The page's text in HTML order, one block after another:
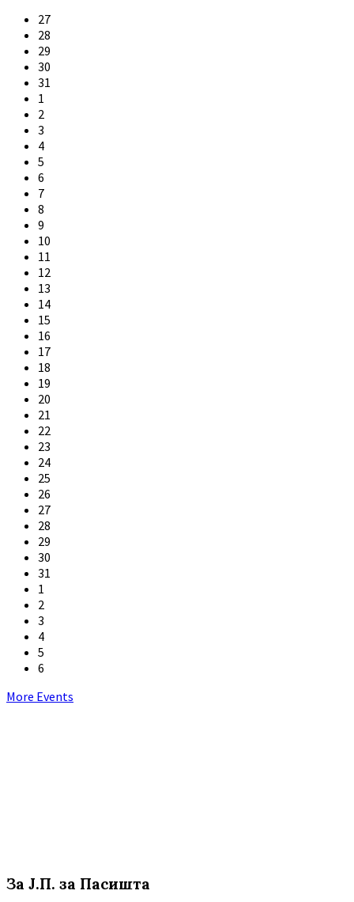
Skip
calendar
days
27
28
29
30
31
1
2
3
4
5
6
7
8
9
10
11
12
13
14
15
16
17
18
19
20
21
22
23
24
25
26
27
28
29
30
31
1
2
3
4
5
6
Back
More Events
За Ј.П. за Пасишта